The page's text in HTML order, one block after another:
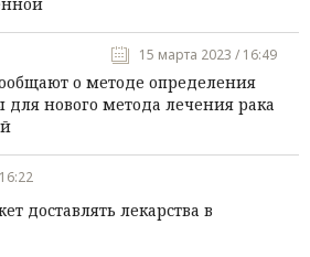
15 марта 2023 / 16:49
о методе определения
для нового метода лечения рака
доставлять лекарства в